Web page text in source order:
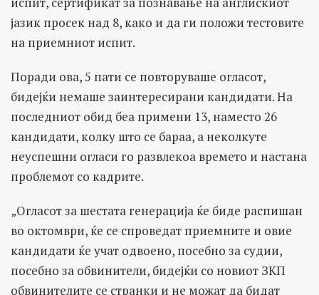
јазик просек над 8, како и да ги положи тестовите
на приемниот испит.
Поради ова, 5 пати се повторуваше огласот,
бидејќи немаше заинтересирани кандидати. На
последниот обид беа примени 13, наместо 26
кандидати, колку што се бараа, а неколкуте
неуспешни огласи го развлекоа времето и настана
проблемот со кадрите.
„Огласот за шестата генерација ќе биде распишан
во октомври, ќе се спроведат приемните и овие
кандидати ќе учат одвоено, посебно за судии,
посебно за обвинители, бидејќи со новиот ЗКП
обвинителите се странки и не можат да бидат